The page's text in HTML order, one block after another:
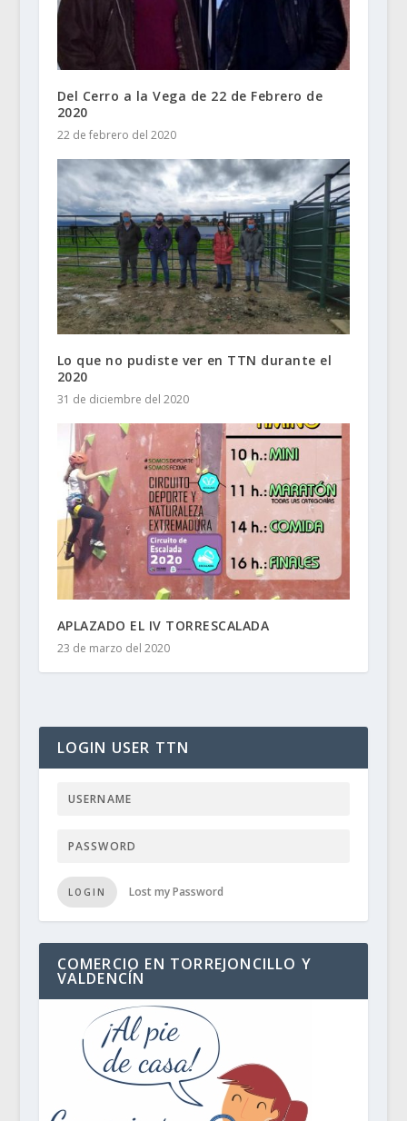
Del Cerro a la Vega de 22 de Febrero de
2020
22 de febrero del 2020
Lo que no pudiste ver en TTN durante el
2020
31 de diciembre del 2020
APLAZADO EL IV TORRESCALADA
23 de marzo del 2020
LOGIN USER TTN
LOGIN Lost my Password
COMERCIO EN TORREJONCILLO Y
VALDENCÍN